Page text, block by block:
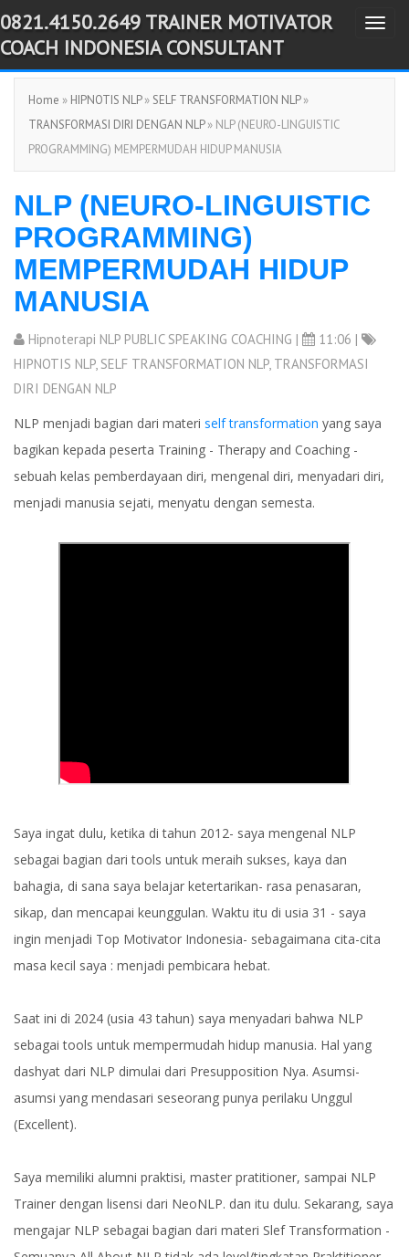
-->
T
g
n
i
0821.4150.2649 TRAINER MOTIVATOR
COACH INDONESIA CONSULTANT
Home » HIPNOTIS NLP» SELF TRANSFORMATION NLP»
TRANSFORMASI DIRI DENGAN NLP» NLP (NEURO-LINGUISTIC
PROGRAMMING) MEMPERMUDAH HIDUP MANUSIA
NLP (NEURO-LINGUISTIC
PROGRAMMING)
MEMPERMUDAH HIDUP
MANUSIA
Hipnoterapi NLP PUBLIC SPEAKING COACHING |
11:06 |
HIPNOTIS NLP, SELF TRANSFORMATION NLP, TRANSFORMASI
DIRI DENGAN NLP
NLP menjadi bagian dari materi self transformation yang saya
bagikan kepada peserta Training - Therapy and Coaching -
sebuah kelas pemberdayaan diri, mengenal diri, menyadari diri,
menjadi manusia sejati, menyatu dengan semesta.
Saya ingat dulu, ketika di tahun 2012- saya mengenal NLP
sebagai bagian dari tools untuk meraih sukses, kaya dan
bahagia, di sana saya belajar ketertarikan- rasa penasaran,
sikap, dan mencapai keunggulan. Waktu itu di usia 31 - saya
ingin menjadi Top Motivator Indonesia- sebagaimana cita-cita
masa kecil saya : menjadi pembicara hebat.
Saat ini di 2024 (usia 43 tahun) saya menyadari bahwa NLP
sebagai tools untuk mempermudah hidup manusia. Hal yang
dashyat dari NLP dimulai dari Presupposition Nya. Asumsi-
asumsi yang mendasari seseorang punya perilaku Unggul
(Excellent).
Saya memiliki alumni praktisi, master pratitioner, sampai NLP
Trainer dengan lisensi dari NeoNLP. dan itu dulu. Sekarang, saya
mengajar NLP sebagai bagian dari materi Slef Transformation -